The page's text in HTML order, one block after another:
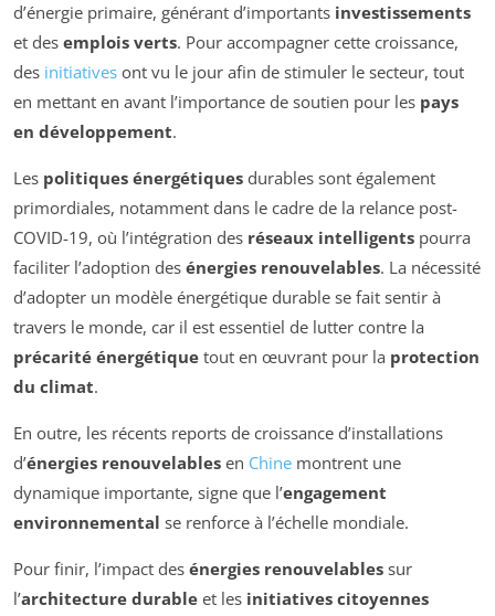
d’énergie primaire, générant d’importants investissements
et des emplois verts. Pour accompagner cette croissance,
des initiatives ont vu le jour afin de stimuler le secteur, tout
en mettant en avant l’importance de soutien pour les pays
en développement.
Les politiques énergétiques durables sont également
primordiales, notamment dans le cadre de la relance post-
COVID-19, où l’intégration des réseaux intelligents pourra
faciliter l’adoption des énergies renouvelables. La nécessité
d’adopter un modèle énergétique durable se fait sentir à
travers le monde, car il est essentiel de lutter contre la
précarité énergétique tout en œuvrant pour la protection
du climat.
En outre, les récents reports de croissance d’installations
d’énergies renouvelables en Chine montrent une
dynamique importante, signe que l’engagement
environnemental se renforce à l’échelle mondiale.
Pour finir, l’impact des énergies renouvelables sur
l’architecture durable et les initiatives citoyennes